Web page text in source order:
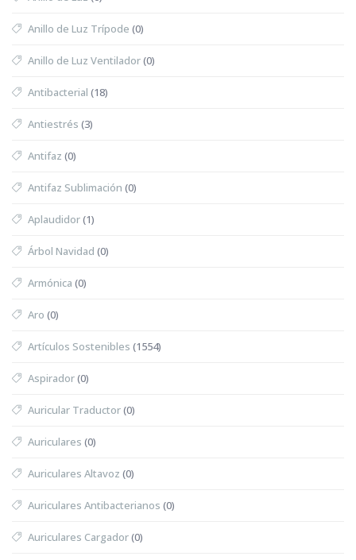
Anillo de Luz Trípode (0)
Anillo de Luz Ventilador(0)
Antibacterial (18)
Antiestrés (3)
Antifaz (0)
Antifaz Sublimación (0)
Aplaudidor(1)
Árbol Navidad (0)
Armónica (0)
Aro (0)
Artículos Sostenibles (1554)
Aspirador(0)
Auricular Traductor(0)
Auriculares (0)
Auriculares Altavoz (0)
Auriculares Antibacterianos (0)
Auriculares Cargador(0)